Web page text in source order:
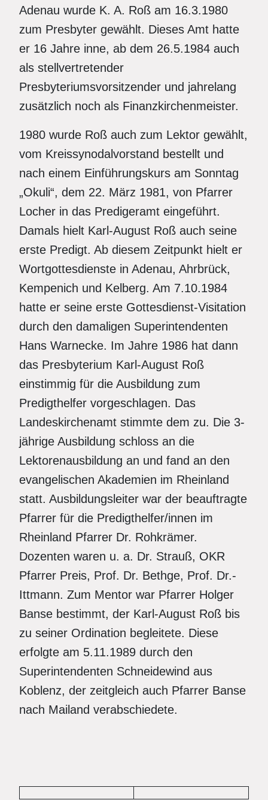
Adenau wurde K. A. Roß am 16.3.1980
zum Presbyter gewählt. Dieses Amt hatte
er 16 Jahre inne, ab dem 26.5.1984 auch
als stellvertretender
Presbyteriumsvorsitzender und jahrelang
zusätzlich noch als Finanzkirchenmeister.
1980 wurde Roß auch zum Lektor gewählt,
vom Kreissynodalvorstand bestellt und
nach einem Einführungskurs am Sonntag
„Okuli“, dem 22. März 1981, von Pfarrer
Locher in das Predigeramt eingeführt.
Damals hielt Karl-August Roß auch seine
erste Predigt. Ab diesem Zeitpunkt hielt er
Wortgottesdienste in Adenau, Ahrbrück,
Kempenich und Kelberg. Am 7.10.1984
hatte er seine erste Gottesdienst-Visitation
durch den damaligen Superintendenten
Hans Warnecke. Im Jahre 1986 hat dann
das Presbyterium Karl-August Roß
einstimmig für die Ausbildung zum
Predigthelfer vorgeschlagen. Das
Landeskirchenamt stimmte dem zu. Die 3-
jährige Ausbildung schloss an die
Lektorenausbildung an und fand an den
evangelischen Akademien im Rheinland
statt. Ausbildungsleiter war der beauftragte
Pfarrer für die Predigthelfer/innen im
Rheinland Pfarrer Dr. Rohkrämer.
Dozenten waren u. a. Dr. Strauß, OKR
Pfarrer Preis, Prof. Dr. Bethge, Prof. Dr.-
Ittmann. Zum Mentor war Pfarrer Holger
Banse bestimmt, der Karl-August Roß bis
zu seiner Ordination begleitete. Diese
erfolgte am 5.11.1989 durch den
Superintendenten Schneidewind aus
Koblenz, der zeitgleich auch Pfarrer Banse
nach Mailand verabschiedete.